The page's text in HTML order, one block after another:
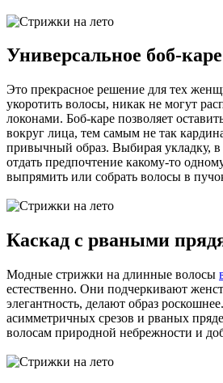
Универсальное боб-каре
Это прекрасное решение для тех
укоротить волосы, никак не могут
локонами. Боб-каре позволяет
вокруг лица, тем самым не так
привычный образ. Выбирая укладку, в
отдать предпочтение какому-то
выпрямить или собрать волосы в
Каскад с рваными
Модные стрижки на длинные волосы
естественно. Они подчеркивают
элегантность, делают образ
асимметричных срезов и рваных
волосам природной небрежности и